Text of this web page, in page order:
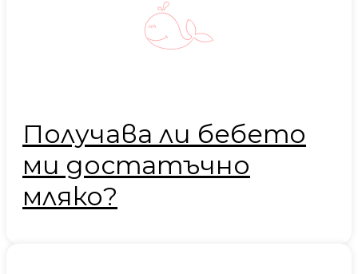
Получава ли бебето
ми достатъчно
мляко?